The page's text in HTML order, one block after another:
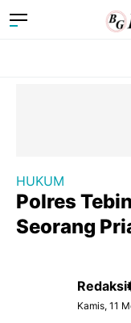
HUKUM
Polres
Seorang
Redaksi
Kamis, 11